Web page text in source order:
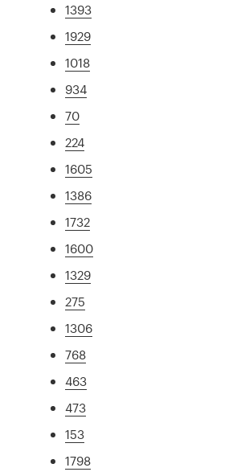
1393
1929
1018
934
70
224
1605
1386
1732
1600
1329
275
1306
768
463
473
153
1798